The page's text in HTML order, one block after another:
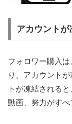
アカウント
フォロワー購入
り、アカウント
トが凍結される
動画、努力がすべ